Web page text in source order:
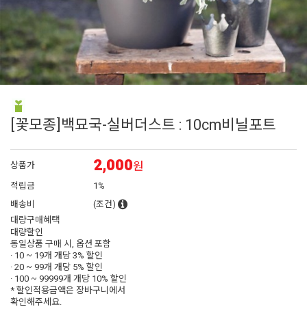
10
[꽃모종]백묘국-실버더스트 : 10cm비닐포트
상품가 2,000원
적립금
1%
배송비
(조건)
대량구매혜택
대량할인
동일상품 구매 시, 옵션 포함
· 10 ~ 19개 개당3% 할인
· 20 ~ 99개 개당 5% 할인
· 100 ~ 99999개 개당 10% 할인
* 할인적용금액은 장바구니에서
확인해주세요.